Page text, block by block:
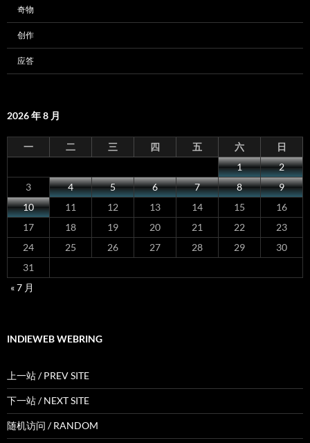
奇物
创作
应答
2026 年 8 月
一 二 三 四 五 六
日
1
2
3
4 5 6 7 8
9
10
11 12 13 14 15
16
17
18 19 20 21 22
23
24
25 26 27 28 29
30
31
« 7 月
INDIEWEB WEBRING
上一站 / PREV SITE
下一站 / NEXT SITE
随机访问 / RANDOM